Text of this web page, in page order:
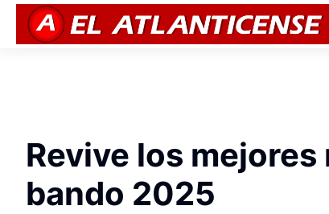
Revive los
bando 2025